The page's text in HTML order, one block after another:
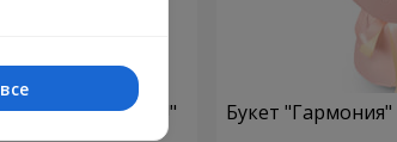
хризантем!" Букет "Гармония"